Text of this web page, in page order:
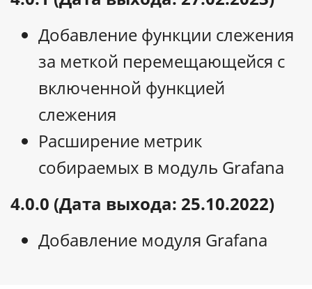
Добавление функции слежения
за меткой перемещающейся с
включенной функцией
слежения
Расширение метрик
собираемых в модуль Grafana
4.0.0 (Дата выхода: 25.10.2022)
Добавление модуля Grafana